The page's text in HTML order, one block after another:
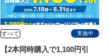
すべて 実施中
【2本同時購入で1,100円引